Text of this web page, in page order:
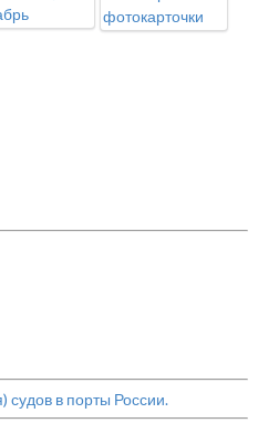
фотокарточки
судов в порты России.